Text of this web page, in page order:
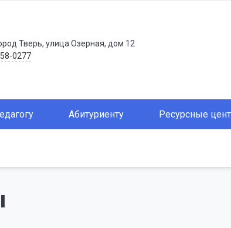
Тверь, улица Озерная, дом 12
0277
Абитуриенту Ресурсные